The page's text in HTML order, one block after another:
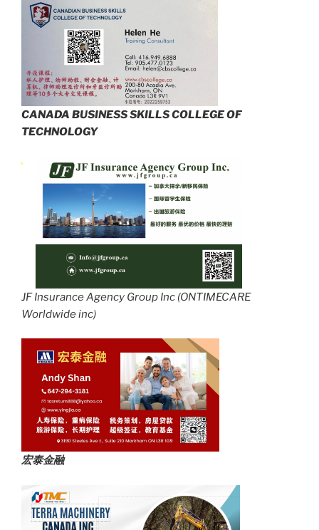
CANADA BUSINESS SKILLS COLLEGE OF
TECHNOLOGY
JF Insurance Agency Group Inc (ONTIMECARE
Worldwide inc)
宏泰金融